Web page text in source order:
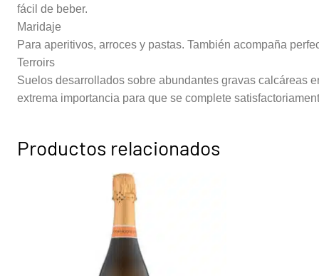
fácil de beber.
Maridaje
Para aperitivos, arroces y pastas. También acompaña
Terroirs
Suelos desarrollados sobre abundantes gravas calcáreas
extrema importancia para que se complete
Productos relacionados